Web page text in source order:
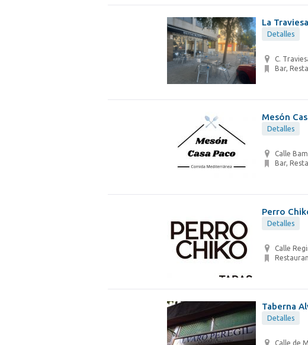
La Traviesa
Detalles
C.
Bar,
Mesón
Detalles
Calle
Bar,
Perro
Detalles
Calle
Taberna
Detalles
Calle de